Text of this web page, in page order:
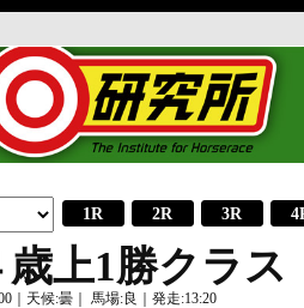
1R 2R 3R
歳上1勝クラス
｜天候:曇｜ 馬場:良｜発走:13:20